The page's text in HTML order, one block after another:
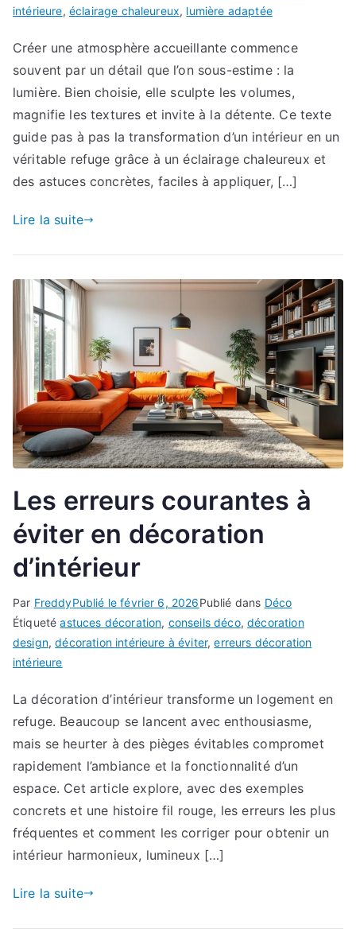
intérieure, éclairage chaleureux, lumière adaptée
Créer une atmosphère accueillante commence
souvent par un détail que l’on sous-estime : la
lumière. Bien choisie, elle sculpte les volumes,
magnifie les textures et invite à la détente. Ce texte
guide pas à pas la transformation d’un intérieur en un
véritable refuge grâce à un éclairage chaleureux et
des astuces concrètes, faciles à appliquer, […]
Lire la suite
Les erreurs courantes à
éviter en décoration
d’intérieur
Par FreddyPublié lefévrier 6, 2026Publié dans Déco
Étiquetéastuces décoration, conseils déco,décoration
design,décoration intérieure à éviter,erreurs décoration
intérieure
La décoration d’intérieur transforme un logement en
refuge. Beaucoup se lancent avec enthousiasme,
mais se heurter à des pièges évitables compromet
rapidement l’ambiance et la fonctionnalité d’un
espace. Cet article explore, avec des exemples
concrets et une histoire fil rouge, les erreurs les plus
fréquentes et comment les corriger pour obtenir un
intérieur harmonieux, lumineux […]
Lire la suite